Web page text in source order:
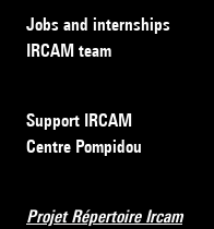
Jobs and internships
IRCAM team
Support IRCAM
Centre Pompidou
Projet Répertoire Ircam